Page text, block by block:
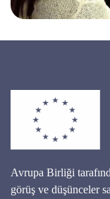
Avrupa Birliği
görüş ve düşünceler